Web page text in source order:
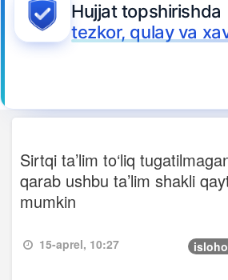
Hujjat topshirishda
tezkor, qulay va
Sirtqi ta’lim to‘liq
qarab ushbu ta’lim shakli
mumkin
15-aprel, 10:27